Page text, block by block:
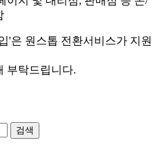
'은 원스톱 전환서비스가 지원
탁드립니다.
검색